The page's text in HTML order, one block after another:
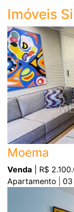
Imóveis
Moema
Venda | R$
Apartamento
03